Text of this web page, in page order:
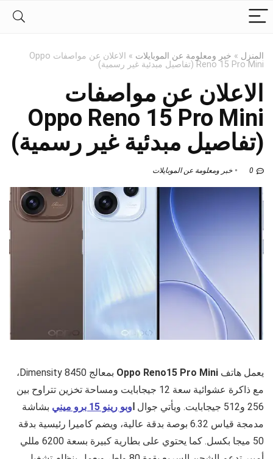
المنزل » خبر ومعلومة عن الموبايلات »
الاعلان عن مواصفات Oppo
Reno 15 Pro Mini (تفاصيل مبدئية غير رسمية)
الاعلان عن مواصفات
Oppo Reno 15 Pro Mini
(تفاصيل مبدئية غير رسمية)
0 خبر ومعلومة عن الموبايلات
يعمل هاتف Oppo Reno15 Pro Mini
بمعالج Dimensity 8450،
مع ذاكرة عشوائية سعة 12 جيجابايت ومساحة تخزين تتراوح بين
256 و512 جيجابايت. ويأتي جوال
اوبو رينو 15 برو ميني
بشاشة
مدمجة قياس 6.32 بوصة بدقة عالية، ويضم كاميرا رئيسية بدقة
50 ميجا بكسل. كما يحتوي على بطارية كبيرة بسعة 6200 مللي